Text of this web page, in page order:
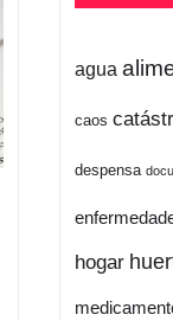
agua
caos
despensa
hogar